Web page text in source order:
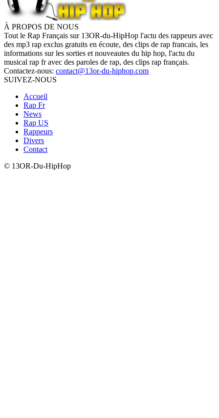
À PROPOS DE NOUS
Tout le Rap Français sur 13OR-du-HipHop l'actu des rappeurs avec
des mp3 rap exclus gratuits en écoute, des clips de rap francais, les
informations sur les sorties et nouveautes du hip hop, l'actu du
musical rap fr avec des paroles de rap, des clips rap français.
Contactez-nous: contact@13or-du-hiphop.com
SUIVEZ-NOUS
Accueil
Rap Fr
News
Rap US
Rappeurs
Divers
Contact
© 13OR-Du-HipHop